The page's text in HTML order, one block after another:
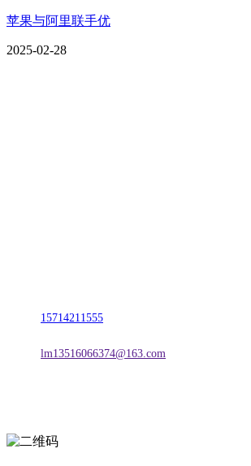
苹果与阿里联手优
2025-02-28
15714211555
lm13516066374@163.com